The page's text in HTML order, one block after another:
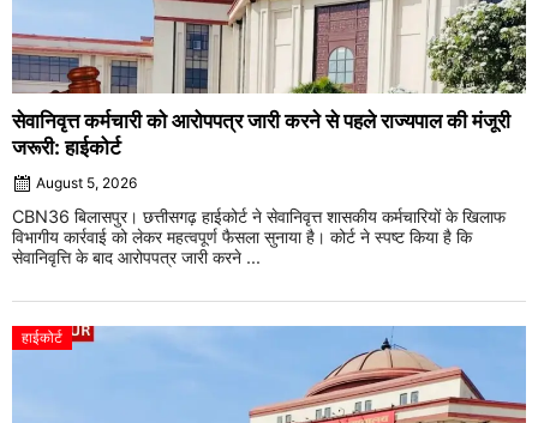
सेवानिवृत्त कर्मचारी को आरोपपत्र जारी करने से पहले राज्यपाल की मंजूरी
जरूरी: हाईकोर्ट
August 5, 2026
CBN36 बिलासपुर। छत्तीसगढ़ हाईकोर्ट ने सेवानिवृत्त शासकीय कर्मचारियों के खिलाफ
विभागीय कार्रवाई को लेकर महत्वपूर्ण फैसला सुनाया है। कोर्ट ने स्पष्ट किया है कि
सेवानिवृत्ति के बाद आरोपपत्र जारी करने ...
हाईकोर्ट